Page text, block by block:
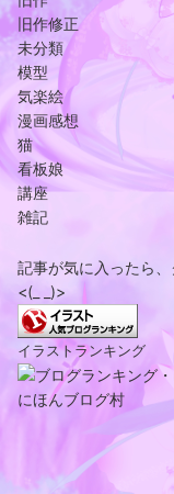
旧作修正
未分類
模型
気楽絵
漫画感想
猫
看板娘
講座
雑記
記事が気に入ったら、
<(_ _)>
イラストランキング
にほんブログ村